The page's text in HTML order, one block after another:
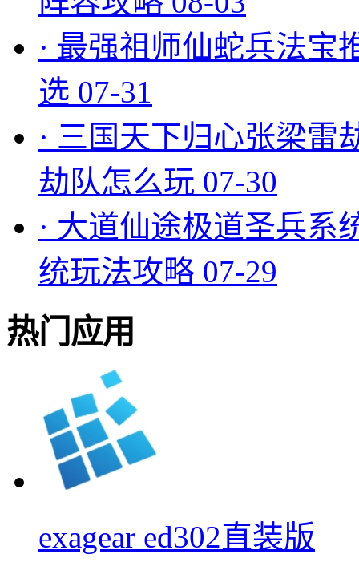
· 最强祖师仙蛇兵法宝
选 07-31
· 三国天下归心张梁雷
劫队怎么玩 07-30
· 大道仙途极道圣兵系
统玩法攻略 07-29
热门应用
exagear ed302直装版